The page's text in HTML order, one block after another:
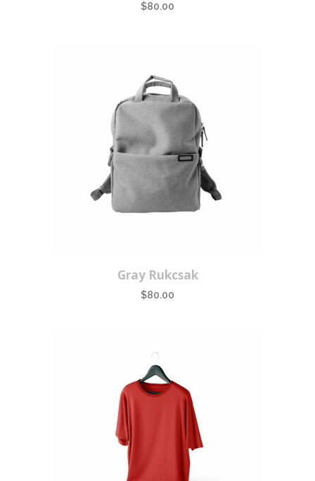
$80.00
Gray Rukcsak
$80.00